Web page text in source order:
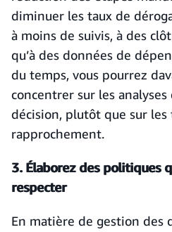
diminuer les taux de
à moins de suivis, à des
qu’à des données de
du temps, vous pourrez
concentrer sur les
décision, plutôt que sur les
rapprochement.
3. Élaborez des politiques
respecter
En matière de gestion des